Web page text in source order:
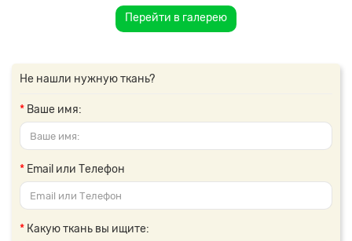
Перейти в галерею
Не нашли нужную ткань?
Ваше имя:
Email или Телефон
Какую ткань вы ищите: